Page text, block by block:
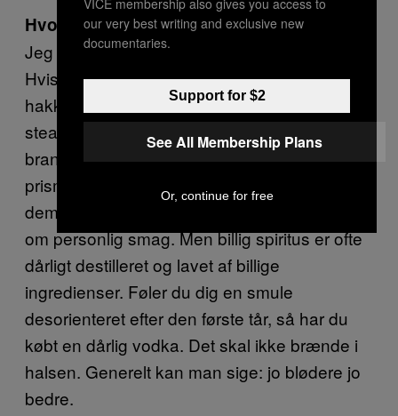
Hvordan vælger man den bedste vodka?
Jeg plejer at sammenligne det med en steak.
Hvis man vil stege en steak, og man køber
hakkekød, så får man en hakkebøf og ikke en
steak. Det bedste er at vælge en flaske fra de
brands, der befinder sig midt på skalaen rent
prismæssigt. Der er ikke meget, der adskiller
dem fra de dyre. Det handler for det meste
om personlig smag. Men billig spiritus er ofte
dårligt destilleret og lavet af billige
ingredienser. Føler du dig en smule
desorienteret efter den første tår, så har du
købt en dårlig vodka. Det skal ikke brænde i
halsen. Generelt kan man sige: jo blødere jo
bedre.
our very best writing and exclusive new
documentaries.
Support for $2
See All Membership Plans
Or, continue for free